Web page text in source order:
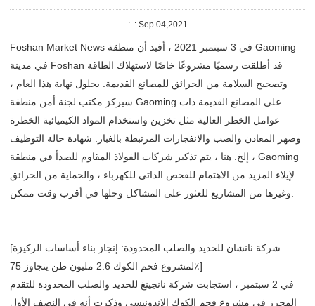
:: Sep 04,2021
Foshan Market News في 3 سبتمبر 2021 ، أفيد أن منطقة Gaoming
في مدينة Foshan قد أطلقت رسميًا مشروعًا خاصًا لاستهلاك الطاقة
وتصحيح السلامة من الحرائق للمصانع القديمة. بحلول نهاية هذا العام ،
سيركز مكتب لجنة أمن منطقة Gaoming على المصانع القديمة ذات
عوامل الخطر العالية مثل تخزين واستخدام المواد الكيميائية الخطرة
وصهر المعادن والصب والانفجارات المرتبطة بالغبار. شهادة حالة التوظيف
، إلخ. هنا ، يتم تذكير شركات الفولاذ المقاوم للصدأ في منطقة Gaoming
لإيلاء المزيد من الاهتمام للفحص الذاتي للكهرباء ، والحماية من الحرائق
[شركة نانشان للحديد والصلب المحدودة: إنجاز بناء أساسات الركيزة
لمشروع فحم الكوك 2.6 مليون طن يتجاوز 75٪]
في 2 سبتمبر ، استجابت شركة نانجينغ للحديد والصلب المحدودة للتقدم
المحرز في مشروع فحم الكوك الإندونيسي وذكرت أنه في النصف الأول